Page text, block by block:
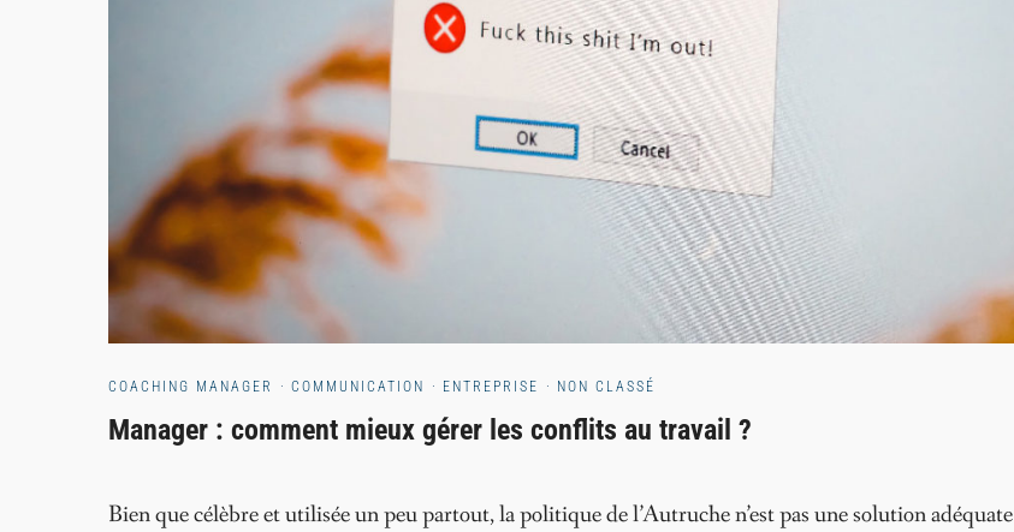
COACHING MANAGER · COMMUNICATION · ENTREPRISE · NON CLASSÉ
Manager : comment mieux gérer les conflits au travail ?
Bien que célèbre et utilisée un peu partout, la politique de l’Autruche n’est pas une solution adéquate